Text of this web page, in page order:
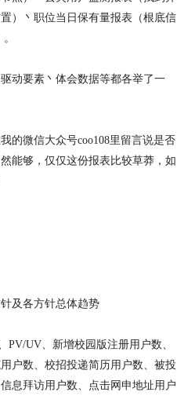
）丶职位当日保有量报表（根底信
动要素丶体会数据等都各举了一
的微信大众号coo108里留言说是否
能够，仅仅这份报表比较草莽，如
及各方针总体趋势
PV/UV、新增校园版注册用户数、
户数、校招投递简历用户数、被投
息拜访用户数、点击网申地址用户